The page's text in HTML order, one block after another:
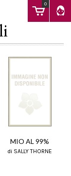
0
MIO AL 99%
di SALLY THORNE